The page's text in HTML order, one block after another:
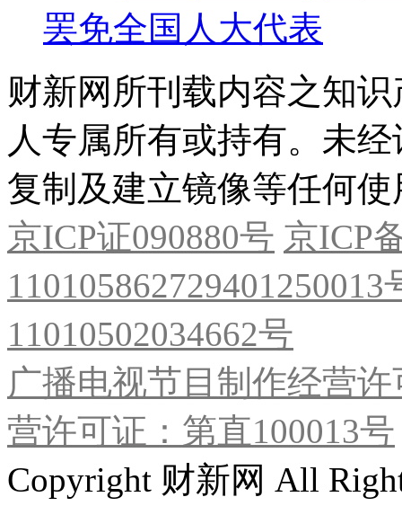
罢免全国人大代表
财新网所刊载内容之知
人专属所有或持有。未
复制及建立镜像等任何使
京ICP证090880号 京ICP
11010502034662号
广播电视节目制作经营
营许可证：第直100013号
Copyright 财新网 All